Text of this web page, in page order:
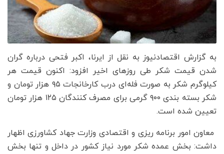
به گزارش اقتصادنیوز به نقل از ایرنا، اکبر فتحی درباره گران
شدن قیمت شکر طی روزهای اخیر افزود: اکنون قیمت هر
کیلوگرم شکر به صورت فله‌ای درب کارخانجات ۹۵ هزار تومان و
شکر بسته بندی ۹۰۰ گرمی برای مصرف کنندگان ۱۲۵ هزار تومان
تعیین شده است.
معاون امور برنامه ریزی و اقتصادی وزارت جهاد کشاورزی اظهار
داشت: بخش عمده شکر مورد نیاز کشور در داخل و تنها بخش